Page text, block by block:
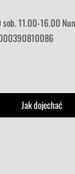
11.00-16.00
Jak dojechać